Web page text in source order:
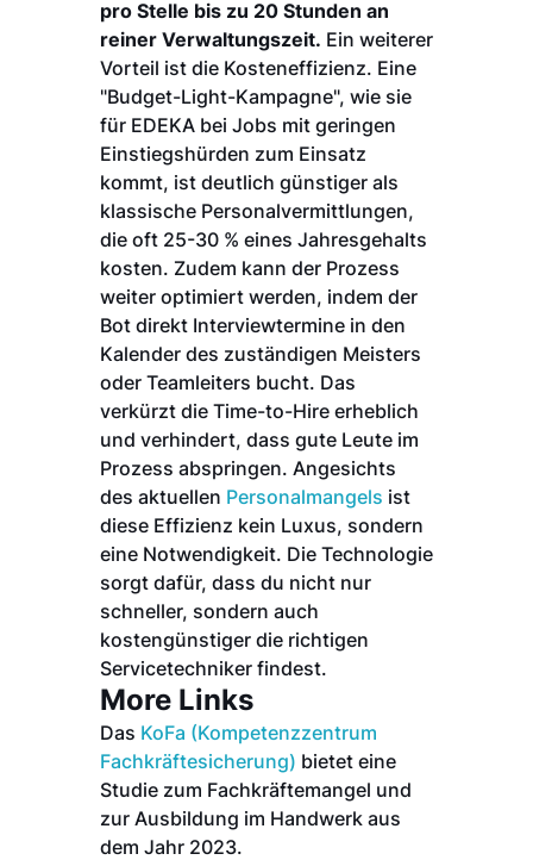
pro Stelle bis zu 20 Stunden an
reiner Verwaltungszeit. Ein weiterer
Vorteil ist die Kosteneffizienz. Eine
"Budget-Light-Kampagne", wie sie
für EDEKA bei Jobs mit geringen
Einstiegshürden zum Einsatz
kommt, ist deutlich günstiger als
klassische Personalvermittlungen,
die oft 25-30 % eines Jahresgehalts
kosten. Zudem kann der Prozess
weiter optimiert werden, indem der
Bot direkt Interviewtermine in den
Kalender des zuständigen Meisters
oder Teamleiters bucht. Das
verkürzt die Time-to-Hire erheblich
und verhindert, dass gute Leute im
Prozess abspringen. Angesichts
des aktuellen Personalmangels ist
diese Effizienz kein Luxus, sondern
eine Notwendigkeit. Die Technologie
sorgt dafür, dass du nicht nur
schneller, sondern auch
kostengünstiger die richtigen
Servicetechniker findest.
More Links
Das KoFa (Kompetenzzentrum
Fachkräftesicherung) bietet eine
Studie zum Fachkräftemangel und
zur Ausbildung im Handwerk aus
dem Jahr 2023.